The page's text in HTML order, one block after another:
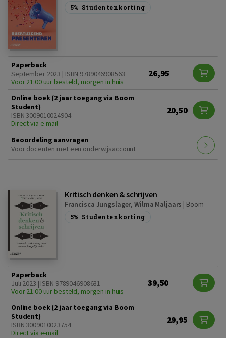
5% Studentenkorting
Paperback
September 2023 | ISBN 9789046908563
Voor 21:00 uur besteld, morgen in huis
26,95
Online boek (2 jaar toegang via Boom
Student)
ISBN 3009010024904
Direct via e-mail
20,50
Beoordeling aanvragen
Voor docenten met een onderwijsaccount
Kritisch denken & schrijven
Francisca Jungslager,Wilma Maljaars | Boom
5% Studentenkorting
Paperback
Juli 2023 | ISBN 9789046908631
Voor 21:00 uur besteld, morgen in huis
39,50
Online boek (2 jaar toegang via Boom
Student)
ISBN 3009010023754
Direct via e-mail
29,95